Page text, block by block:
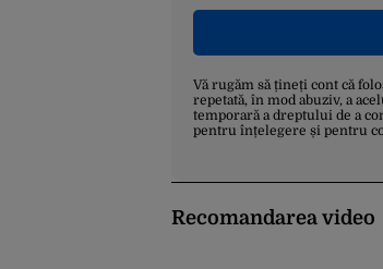
Vă rugăm să țineți cont că
repetată, în mod abuziv, a
temporară a dreptului de a
pentru înțelegere și pentru
Recomandarea video